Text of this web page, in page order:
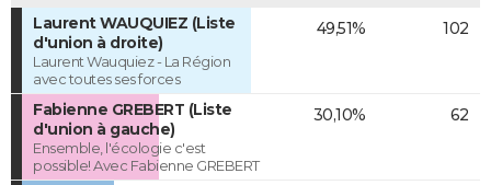
Laurent WAUQUIEZ (Liste
d'union à droite)
Laurent Wauquiez - La Région
avec toutes ses forces
49,51% 102
Fabienne GREBERT (Liste
d'union à gauche)
Ensemble, l'écologie c'est
possible! Avec Fabienne GREBERT
30,10% 62